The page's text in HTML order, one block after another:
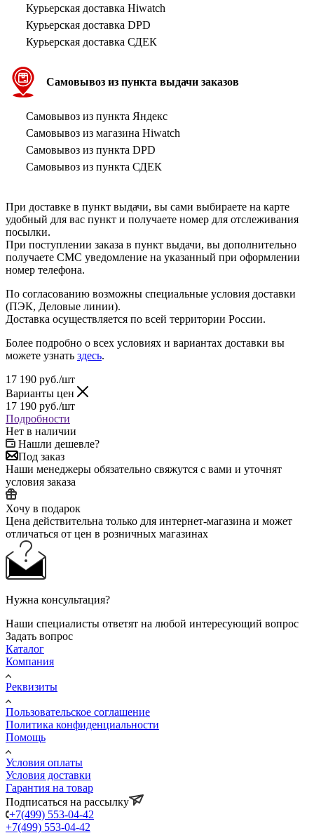
Курьерская доставка Hiwatch
Курьерская доставка DPD
Курьерская доставка СДЕК
Самовывоз из пункта выдачи заказов
Самовывоз из пункта Яндекс
Самовывоз из магазина Hiwatch
Самовывоз из пункта DPD
Самовывоз из пункта СДЕК
При доставке в пункт выдачи, вы сами выбираете на карте
удобный для вас пункт и получаете номер для отслеживания
посылки.
При поступлении заказа в пункт выдачи, вы дополнительно
получаете СМС уведомление на указанный при оформлении
номер телефона.
По согласованию возможны специальные условия доставки
(ПЭК, Деловые линии).
Доставка осуществляется по всей территории России.
Более подробно о всех условиях и вариантах доставки вы
можете узнать здесь.
17 190 руб./шт
Варианты цен
17 190 руб./шт
Подробности
Нет в наличии
Нашли дешевле?
Под заказ
Наши менеджеры обязательно свяжутся с вами и уточнят
условия заказа
Хочу в подарок
Цена действительна только для интернет-магазина и может
отличаться от цен в розничных магазинах
Нужна консультация?
Наши специалисты ответят на любой интересующий вопрос
Задать вопрос
Каталог
Компания
Реквизиты
Пользовательское соглашение
Политика конфиденциальности
Помощь
Условия оплаты
Условия доставки
Гарантия на товар
Подписаться на рассылку
+7(499) 553-04-42
+7(499) 553-04-42